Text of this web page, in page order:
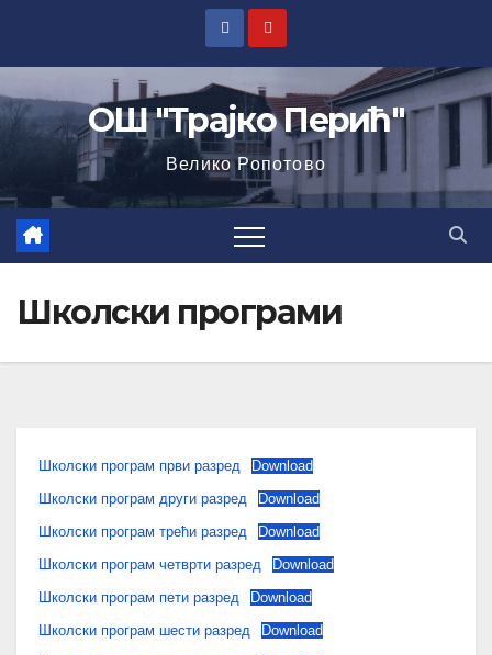
ОШ "Трајко Перић"
Велико Ропотово
Школски програми
Школски програм први разред
Download
Школски програм други разред
Download
Школски програм трећи разред
Download
Школски програм четврти разред
Download
Школски програм пети разред
Download
Школски програм шести разред
Download